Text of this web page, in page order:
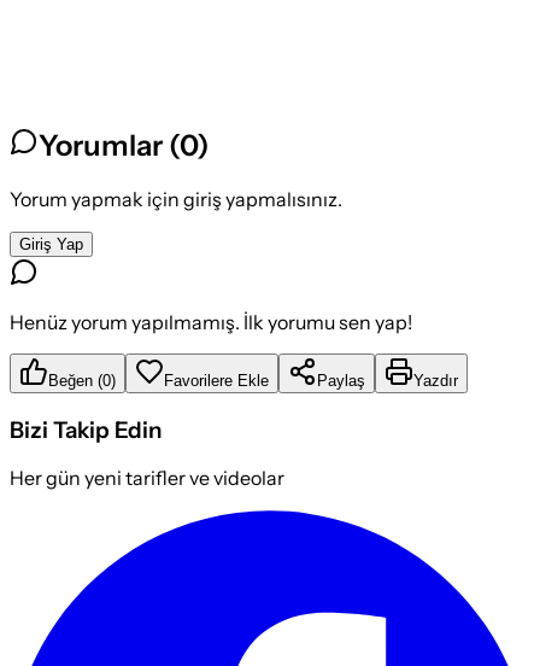
Yorumlar (0)
Yorum yapmak için giriş yapmalısınız.
Giriş Yap
Henüz yorum yapılmamış. İlk yorumu sen yap!
Beğen (0) Favorilere Ekle Paylaş Yazdır
Bizi Takip Edin
Her gün yeni tarifler ve videolar